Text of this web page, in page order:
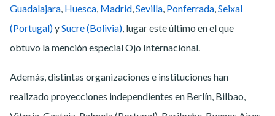
Guadalajara, Huesca, Madrid,Sevilla, Ponferrada,Seixal
(Portugal)ySucre (Bolivia), lugar este último en el que
obtuvo la mención especial Ojo Internacional.
Además, distintas organizaciones e instituciones han
realizado proyecciones independientes en Berlín, Bilbao,